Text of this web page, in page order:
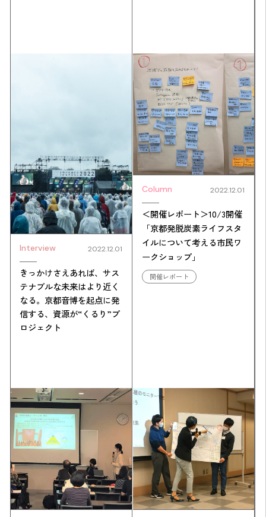
Interview 2022.12.01
きっかけさえあれば、サス
テナブルな未来はより近く
なる。京都音博を起点に発
信する、資源が“くるり”プ
ロジェクト
Column 2022.12.01
＜開催レポート＞10/3開催
「京都発脱炭素ライフスタ
イルについて考える市民ワ
ークショップ」
開催レポート